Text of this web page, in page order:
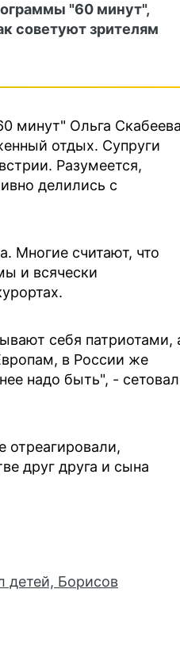
"60 минут",
советуют зрителям
минут" Ольга
отдых. Супруги
Разумеется,
делились с
Многие считают, что
и всячески
себя патриотами,
в России же
надо быть", -
отреагировали,
друг друга и сына
детей, Борисов